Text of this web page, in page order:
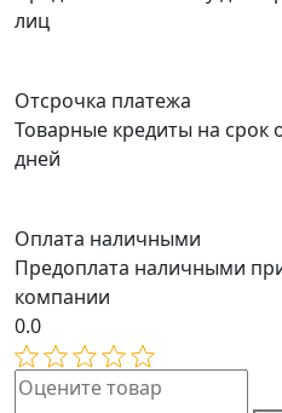
лиц
Отсрочка платежа
Товарные кредиты на срок
дней
Оплата наличными
Предоплата наличными
компании
0.0